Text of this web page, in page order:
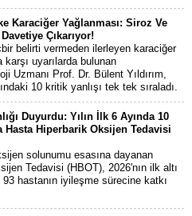
Karaciğer Yağlanması: Siroz Ve
Çıkarıyor!
belirti vermeden ilerleyen karaciğer
karşı uyarılarda bulunan
Uzmanı Prof. Dr. Bülent Yıldırım,
10 kritik yanlışı tek tek sıraladı.
Duyurdu: Yılın İlk 6 Ayında 10
Hasta Hiperbarik Oksijen Tedavisi
solunumu esasına dayanan
Tedavisi (HBOT), 2026'nın ilk altı
93 hastanın iyileşme sürecine katkı